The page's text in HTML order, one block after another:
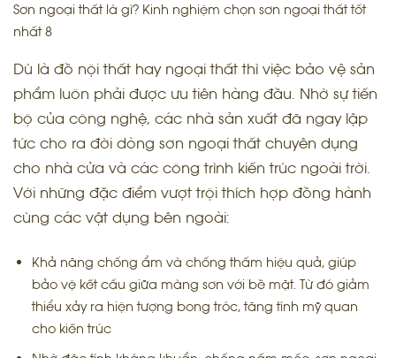
Sơn ngoại thất là gì? Kinh nghiệm chọn sơn ngoại thất tốt
nhất 8
Dù là đồ nội thất hay ngoại thất thì việc bảo vệ sản
phẩm luôn phải được ưu tiên hàng đầu. Nhờ sự tiến
bộ của công nghệ, các nhà sản xuất đã ngay lập
tức cho ra đời dòng sơn ngoại thất chuyên dụng
cho nhà cửa và các công trình kiến trúc ngoài trời.
Với những đặc điểm vượt trội thích hợp đồng hành
cùng các vật dụng bên ngoài:
Khả năng chống ẩm và chống thấm hiệu quả, giúp
bảo vệ kết cấu giữa màng sơn với bề mặt. Từ đó giảm
thiểu xảy ra hiện tượng bong tróc, tăng tính mỹ quan
cho kiến trúc